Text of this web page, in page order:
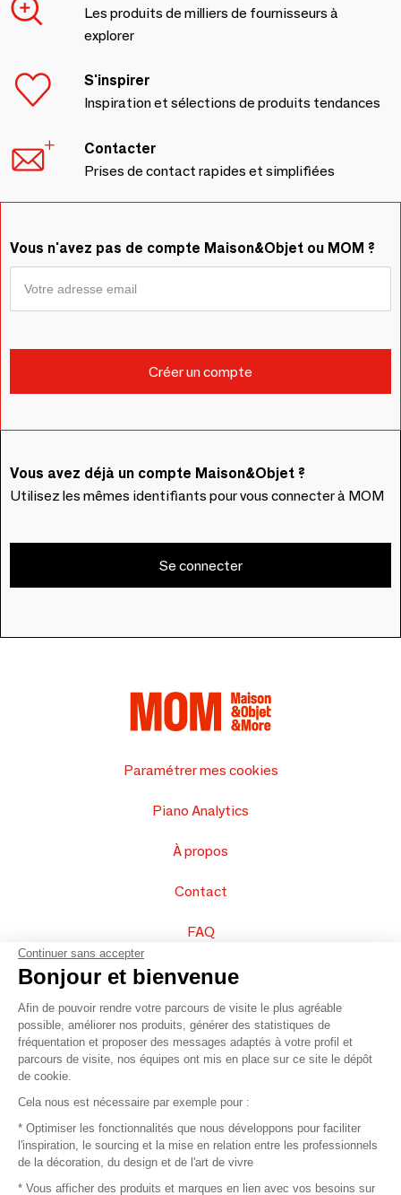
Les produits de milliers de fournisseurs à
explorer
S'inspirer
Inspiration et sélections de produits tendances
Contacter
Prises de contact rapides et simplifiées
Vous n'avez pas de compte Maison&Objet ou MOM ?
Vous avez déjà un compte Maison&Objet ?
Utilisez les mêmes identifiants pour vous connecter à MOM
Se connecter
Paramétrer mes cookies
Piano Analytics
À propos
Contact
FAQ
Vendez vos produits
Plan du site
© 2016 –Organisation SAFI
Recrutement
Continuer sans accepter
Bonjour et bienvenue
Afin de pouvoir rendre votre parcours de visite le plus agréable
possible, améliorer nos produits, générer des statistiques de
fréquentation et proposer des messages adaptés à votre profil et
parcours de visite, nos équipes ont mis en place sur ce site le dépôt
de cookie.
Cela nous est nécessaire par exemple pour :
* Optimiser les fonctionnalités que nous développons pour faciliter
l'inspiration, le sourcing et la mise en relation entre les professionnels
de la décoration, du design et de l'art de vivre
* Vous afficher des produits et marques en lien avec vos besoins sur